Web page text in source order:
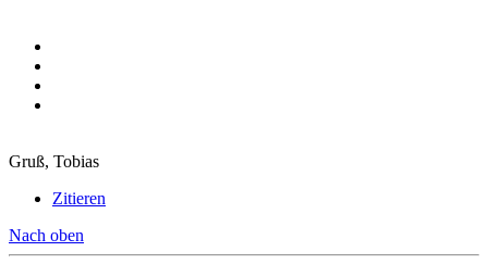
Gruß, Tobias
Zitieren
Nach oben